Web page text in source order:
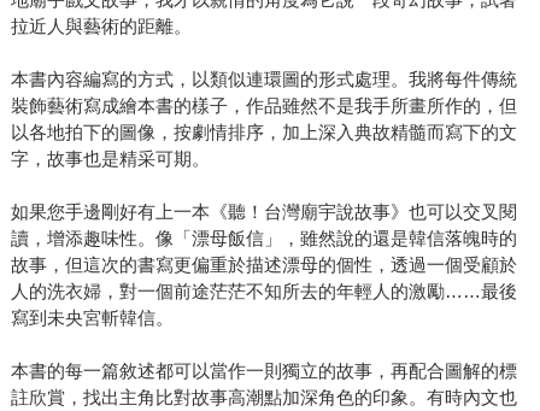
拉近人與藝術的距離。
本書內容編寫的方式，以類似連環圖的形式處理。我將每件傳統
裝飾藝術寫成繪本書的樣子，作品雖然不是我手所畫所作的，但
以各地拍下的圖像，按劇情排序，加上深入典故精髓而寫下的文
字，故事也是精采可期。
如果您手邊剛好有上一本《聽！台灣廟宇說故事》也可以交叉閱
讀，增添趣味性。像「漂母飯信」，雖然說的還是韓信落魄時的
故事，但這次的書寫更偏重於描述漂母的個性，透過一個受顧於
人的洗衣婦，對一個前途茫茫不知所去的年輕人的激勵……最後
寫到未央宮斬韓信。
本書的每一篇敘述都可以當作一則獨立的故事，再配合圖解的標
註欣賞，找出主角比對故事高潮點加深角色的印象。有時內文也